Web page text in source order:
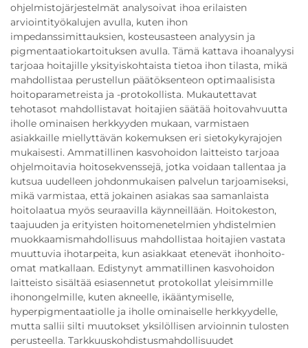
ohjelmistojärjestelmät analysoivat ihoa erilaisten
arviointityökalujen avulla, kuten ihon
impedanssimittauksien, kosteusasteen analyysin ja
pigmentaatiokartoituksen avulla. Tämä kattava ihoanalyysi
tarjoaa hoitajille yksityiskohtaista tietoa ihon tilasta, mikä
mahdollistaa perustellun päätöksenteon optimaalisista
hoitoparametreista ja -protokollista. Mukautettavat
tehotasot mahdollistavat hoitajien säätää hoitovahvuutta
iholle ominaisen herkkyyden mukaan, varmistaen
asiakkaille miellyttävän kokemuksen eri sietokykyrajojen
mukaisesti. Ammatillinen kasvohoidon laitteisto tarjoaa
ohjelmoitavia hoitosekvenssejä, jotka voidaan tallentaa ja
kutsua uudelleen johdonmukaisen palvelun tarjoamiseksi,
mikä varmistaa, että jokainen asiakas saa samanlaista
hoitolaatua myös seuraavilla käynneillään. Hoitokeston,
taajuuden ja erityisten hoitomenetelmien yhdistelmien
muokkaamismahdollisuus mahdollistaa hoitajien vastata
muuttuvia ihotarpeita, kun asiakkaat etenevät ihonhoito-
omat matkallaan. Edistynyt ammatillinen kasvohoidon
laitteisto sisältää esiasennetut protokollat yleisimmille
ihonongelmille, kuten akneelle, ikääntymiselle,
hyperpigmentaatiolle ja iholle ominaiselle herkkyydelle,
mutta sallii silti muutokset yksilöllisen arvioinnin tulosten
perusteella. Tarkkuuskohdistusmahdollisuudet